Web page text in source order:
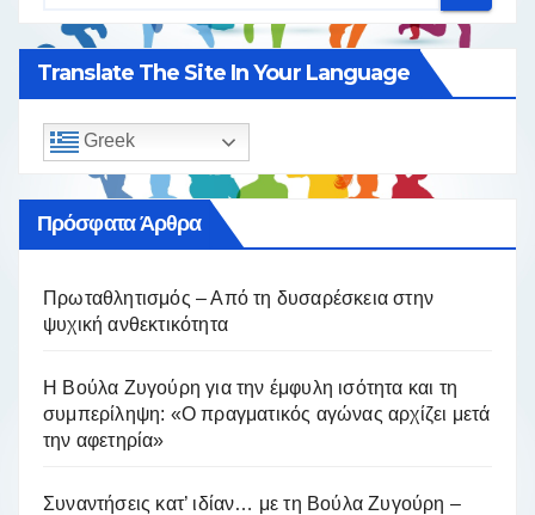
Translate The Site In Your Language
Greek
Πρόσφατα Άρθρα
Πρωταθλητισμός – Από τη δυσαρέσκεια στην
ψυχική ανθεκτικότητα
Η Βούλα Ζυγούρη για την έμφυλη ισότητα και τη
συμπερίληψη: «Ο πραγματικός αγώνας αρχίζει μετά
την αφετηρία»
Συναντήσεις κατ’ ιδίαν… με τη Βούλα Ζυγούρη –